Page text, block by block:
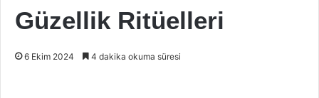
Güzellik Ritüelleri
6 Ekim 2024 4 dakika okuma süresi